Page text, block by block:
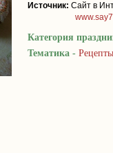
Источник: Сайт в
Категория
Тематика -